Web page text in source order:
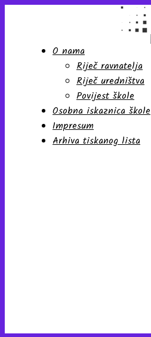
O nama
Riječ ravnatelja
Riječ uredništva
Povijest škole
Osobna iskaznica škole
Impresum
Arhiva tiskanog lista